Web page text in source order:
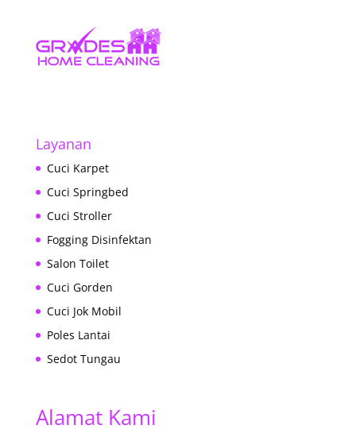
Layanan
Cuci Karpet
Cuci Springbed
Cuci Stroller
Fogging Disinfektan
Salon Toilet
Cuci Gorden
Cuci Jok Mobil
Poles Lantai
Sedot Tungau
Alamat Kami